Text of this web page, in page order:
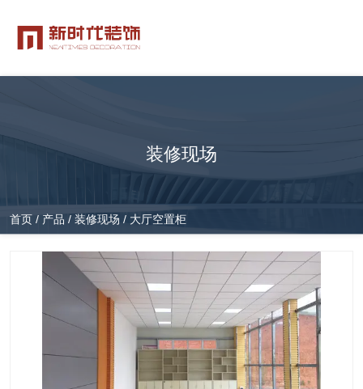
装修现场
首页 / 产品 / 装修现场 / 大厅空置柜